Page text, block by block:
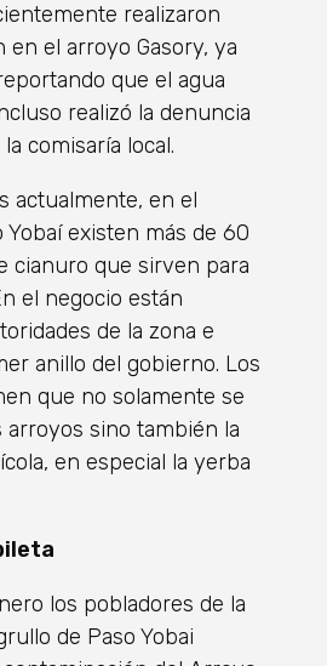
realizaron
en el arroyo Gasory, ya
que el agua
realizó la denuncia
comisaría local.
actualmente, en el
Yobaí existen más de 60
cianuro que sirven para
el negocio están
de la zona e
anillo del gobierno. Los
que no solamente se
sino también la
en especial la yerba
los pobladores de la
de Paso Yobai